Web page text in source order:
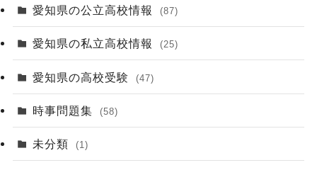
愛知県の公立高校情報 (87)
愛知県の私立高校情報 (25)
愛知県の高校受験 (47)
時事問題集 (58)
未分類 (1)